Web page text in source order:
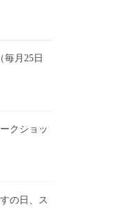
毎月25日
クショッ
の日、ス